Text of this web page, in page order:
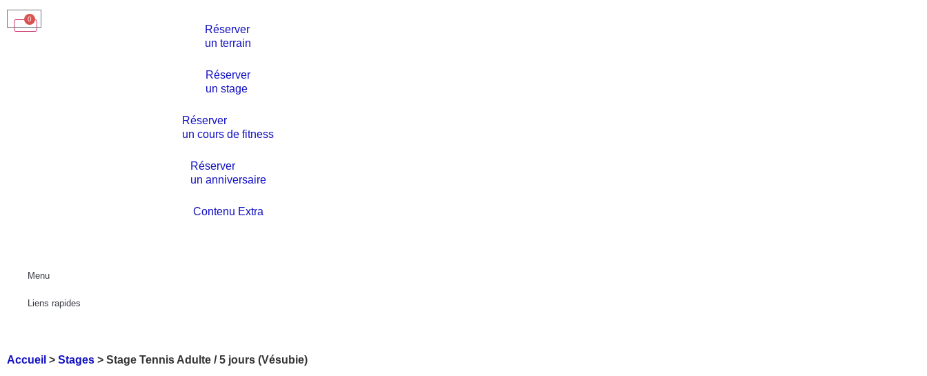
Réserver
un terrain
Réserver
un stage
Réserver
un cours de fitness
Réserver
un anniversaire
Contenu Extra
0
Menu
Liens rapides
Accueil > Stages > Stage Tennis Adulte / 5 jours (Vésubie)